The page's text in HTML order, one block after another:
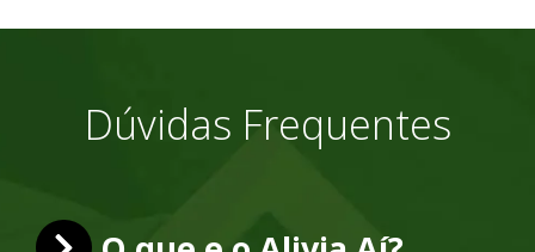
Dúvidas Frequentes